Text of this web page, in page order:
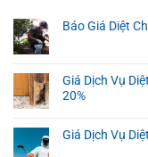
Báo Giá Diệt
Giá Dịch Vụ
20%
Giá Dịch Vụ